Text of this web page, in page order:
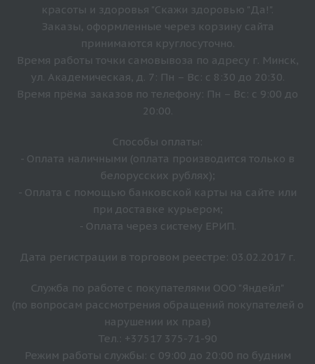
красоты и здоровья "Скажи здоровью "Да!".
Заказы, оформленные через корзину сайта
принимаются круглосуточно.
Время работы точки самовывоза по адресу г. Минск,
ул. Академическая, д. 7: Пн – Вс: с 8:30 до 20:30.
Время прёма заказов по телефону: Пн – Вс: с 9:00 до
20:00.
Способы оплаты:
- Оплата наличными (оплата производится только в
белорусских рублях);
- Оплата с помощью банковской карты на сайте или
при доставке курьером;
- Оплата через систему ЕРИП.
Дата регистрации в торговом реестре: 03.02.2017 г.
Служба по работе с покупателями ООО "Яндейл"
(по вопросам рассмотрения обращений покупателей о
нарушении их прав)
Тел.: +37517 375-71-90
Режим работы службы: с 09:00 до 20:00 по будним